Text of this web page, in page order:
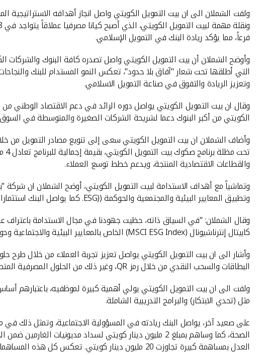
ولفت الشملان الى ان بيت التمويل الكويتي واصل انجاز أهدافه
فرعاً، مما يؤكد ريادة البنك في التمويل الإسلامي.
التي أطلقها تحت شعار "آفاق بلا حدود"، تعكس النمو المستدام للبنك والنجاحات
وتعزيز الريادة والتفوق في صناعة التمويل الاسلامي.
وقال ان بيت التمويل الكويتي يواصل دوره الرائد في دعم الاقتصاد الوطني من
الكويتي من أكبر البنوك دعما لشريحة الشركات الصغيرة والمتوسطة في
والقطاعات الاقتصادية المنتجة، ويدعم خطط توسع العملاء.
وتماشياً مع أهداف الاستدامة لبيت التمويل الكويتي، أوضح الشملان ان شركة
وتطبيق المعايير البيئية والمجتمعية والحوكمة ((ESG. كما يواصل البنك استثماراته في التمويل الأخضر بما يتماشى مع الجهود العالمية في مواجهة التغير المناخي وتعزيز الصيرفة المسؤولة.
كابيتال إنترناشيونال (MSCI ESG Index) الخاص بالمعايير البيئية والاجتماعية وحوكمة الشركات."
البطاقات والسحب النقدي من خلال رمز QR، وغير ذلك من الحلول المصرفية المتطورة التي تمنح العميل تجربة مصرفية سهلة، وآمنة، وتنافسية.
ولفت الى ان بيت التمويل الكويتي يولي أهمية كبيرة لموظفيه، باعتبارهم
مثل (تحدي الابتكار) والبرامج التدريبية الشاملة.
الصحة، كما وساهم بمبلغ 2 مليون دينار كويتي لسداد
العدل بمساهمة كبيرة تجاوزت 20 مليون دينار كويتي. تعكس كل هذه المساهمات الكبيرة للبنك اهتمامه بقضايا المجتمع ورفاهيته والتنمية المستدامة.